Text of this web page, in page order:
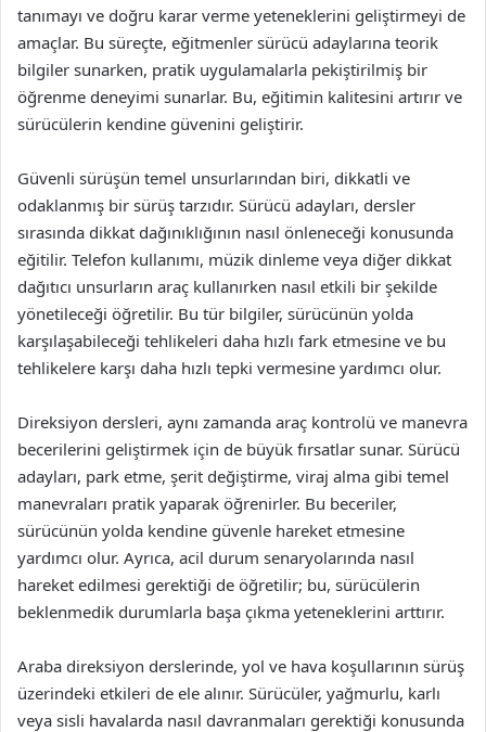
tanımayı ve doğru karar verme yeteneklerini geliştirmeyi de
amaçlar. Bu süreçte, eğitmenler sürücü adaylarına teorik
bilgiler sunarken, pratik uygulamalarla pekiştirilmiş bir
öğrenme deneyimi sunarlar. Bu, eğitimin kalitesini artırır ve
sürücülerin kendine güvenini geliştirir.
Güvenli sürüşün temel unsurlarından biri, dikkatli ve
odaklanmış bir sürüş tarzıdır. Sürücü adayları, dersler
sırasında dikkat dağınıklığının nasıl önleneceği konusunda
eğitilir. Telefon kullanımı, müzik dinleme veya diğer dikkat
dağıtıcı unsurların araç kullanırken nasıl etkili bir şekilde
yönetileceği öğretilir. Bu tür bilgiler, sürücünün yolda
karşılaşabileceği tehlikeleri daha hızlı fark etmesine ve bu
tehlikelere karşı daha hızlı tepki vermesine yardımcı olur.
Direksiyon dersleri, aynı zamanda araç kontrolü ve manevra
becerilerini geliştirmek için de büyük fırsatlar sunar. Sürücü
adayları, park etme, şerit değiştirme, viraj alma gibi temel
manevraları pratik yaparak öğrenirler. Bu beceriler,
sürücünün yolda kendine güvenle hareket etmesine
yardımcı olur. Ayrıca, acil durum senaryolarında nasıl
hareket edilmesi gerektiği de öğretilir; bu, sürücülerin
beklenmedik durumlarla başa çıkma yeteneklerini arttırır.
Araba direksiyon derslerinde, yol ve hava koşullarının sürüş
üzerindeki etkileri de ele alınır. Sürücüler, yağmurlu, karlı
veya sisli havalarda nasıl davranmaları gerektiği konusunda